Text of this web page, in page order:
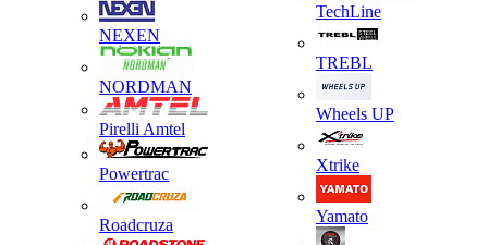
NEXEN
NORDMAN
Pirelli Amtel
Powertrac
Roadcruza
TechLine
TREBL
Wheels UP
Xtrike
Yamato